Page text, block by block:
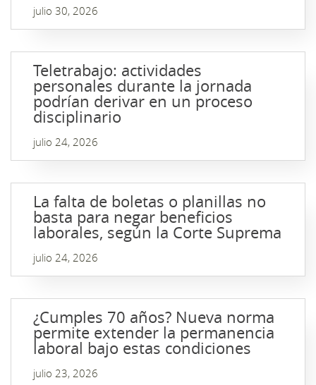
julio 30, 2026
Teletrabajo: actividades
personales durante la jornada
podrían derivar en un proceso
disciplinario
julio 24, 2026
La falta de boletas o planillas no
basta para negar beneficios
laborales, según la Corte Suprema
julio 24, 2026
¿Cumples 70 años? Nueva norma
permite extender la permanencia
laboral bajo estas condiciones
julio 23, 2026